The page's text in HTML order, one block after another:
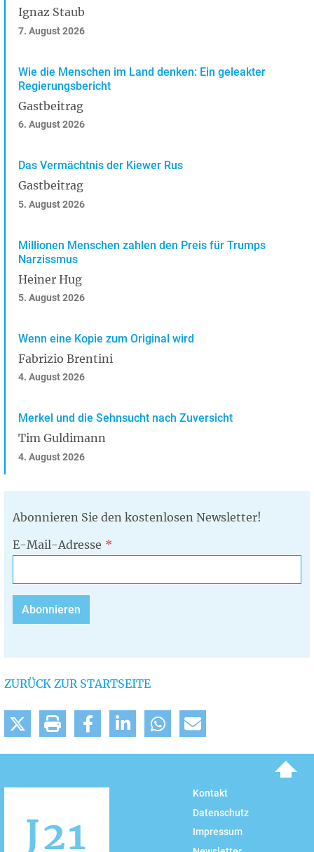
Ignaz Staub
7. August 2026
Wie die Menschen im Land denken: Ein geleakter
Regierungsbericht
Gastbeitrag
6. August 2026
Das Vermächtnis der Kiewer Rus
Gastbeitrag
5. August 2026
Millionen Menschen zahlen den Preis für Trumps
Narzissmus
Heiner Hug
5. August 2026
Wenn eine Kopie zum Original wird
Fabrizio Brentini
4. August 2026
Merkel und die Sehnsucht nach Zuversicht
Tim Guldimann
4. August 2026
Abonnieren Sie den kostenlosen Newsletter!
E-Mail-Adresse
ZURÜCK ZUR STARTSEITE
Kontakt
Datenschutz
Impressum